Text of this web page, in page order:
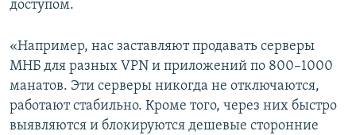
доступом.
«Например, нас заставляют продавать серверы
МНБ для разных VPN и приложений по 800–1000
манатов. Эти серверы никогда не отключаются,
работают стабильно. Кроме того, через них быстро
выявляются и блокируются дешевые сторонние